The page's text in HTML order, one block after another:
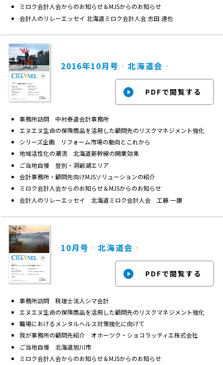
ミロク会計人会からのお知らせ＆MJSからのお知らせ
会計人のリレーエッセイ 北海道ミロク会計人会 志田 達也
2016年10月号‐北海道会‐
事務所訪問 中村泰道会計事務所
エヌエヌ生命の保険商品を活用した顧問先のリスクマネジメント強化
シリーズ企画 リフォーム市場の動向とこれから
地域活性化の潮流 北海道新幹線の開業効果
ご当地自慢 登別・洞爺湖エリア
会計事務所・顧問先向けMJSソリューションの紹介
ミロク会計人会からのお知らせ＆MJSからのお知らせ
会計人のリレーエッセイ 北海道ミロク会計人会 工藤 一康
10月号‐北海道会‐
事務所訪問 税理士法人シマ会計
エヌエヌ生命の保険商品を活用した顧問先のリスクマネジメント強化
職場におけるメンタルヘルス対策強化に向けて
我が事務所の顧問先紹介 オホーツク・ショコラッティエ株式会社
ご当地自慢 北海道旭川市
ミロク会計人会からのお知らせ＆MJSからのお知らせ